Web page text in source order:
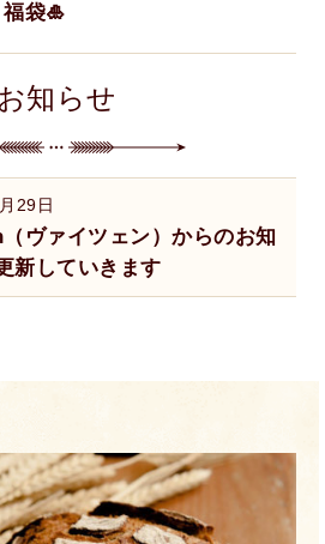
袋🎍
お知らせ
29日
ヴァイツェン）からのお知
新していきます